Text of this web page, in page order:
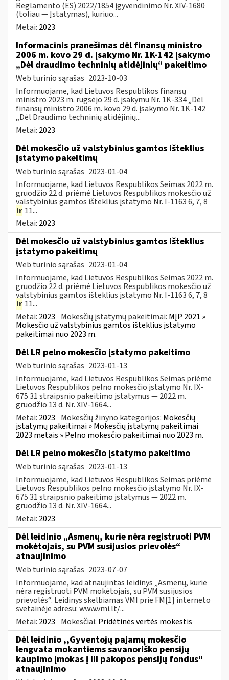
Reglamento (ES) 2022/1854 įgyvendinimo Nr. XIV-1680
(toliau — Įstatymas), kuriuo...
Metai: 2023
Informacinis pranešimas dėl finansų ministro
2006 m. kovo 29 d. įsakymo Nr. 1K-142 įsakymo
„Dėl draudimo techninių atidėjinių“ pakeitimo
Web turinio sąrašas 2023-10-03
Informuojame, kad Lietuvos Respublikos finansų
ministro 2023 m. rugsėjo 29 d. įsakymu Nr. 1K-334 „Dėl
finansų ministro 2006 m. kovo 29 d. įsakymo Nr. 1K-142
„Dėl Draudimo techninių atidėjinių...
Metai: 2023
Dėl mokesčio už valstybinius gamtos išteklius
įstatymo pakeitimų
Web turinio sąrašas 2023-01-04
Informuojame, kad Lietuvos Respublikos Seimas 2022 m.
gruodžio 22 d. priėmė Lietuvos Respublikos mokesčio už
valstybinius gamtos išteklius įstatymo Nr. I-1163 6, 7, 8
ir 11...
Metai: 2023
Dėl mokesčio už valstybinius gamtos išteklius
įstatymo pakeitimų
Web turinio sąrašas 2023-01-04
Informuojame, kad Lietuvos Respublikos Seimas 2022 m.
gruodžio 22 d. priėmė Lietuvos Respublikos mokesčio už
valstybinius gamtos išteklius įstatymo Nr. I-1163 6, 7, 8
ir 11...
Metai: 2023 Mokesčių įstatymų pakeitimai: MĮP 2021 »
Mokesčio už valstybinius gamtos išteklius įstatymo
pakeitimai nuo 2023 m.
Dėl LR pelno mokesčio įstatymo pakeitimo
Web turinio sąrašas 2023-01-13
Informuojame, kad Lietuvos Respublikos Seimas priėmė
Lietuvos Respublikos pelno mokesčio įstatymo Nr. IX-
675 31 straipsnio pakeitimo įstatymus — 2022 m.
gruodžio 13 d. Nr. XIV-1664...
Metai: 2023 Mokesčių žinyno kategorijos: Mokesčių
įstatymų pakeitimai » Mokesčių įstatymų pakeitimai
2023 metais » Pelno mokesčio pakeitimai nuo 2023 m.
Dėl LR pelno mokesčio įstatymo pakeitimo
Web turinio sąrašas 2023-01-13
Informuojame, kad Lietuvos Respublikos Seimas priėmė
Lietuvos Respublikos pelno mokesčio įstatymo Nr. IX-
675 31 straipsnio pakeitimo įstatymus — 2022 m.
gruodžio 13 d. Nr. XIV-1664...
Metai: 2023
Dėl leidinio „Asmenų, kurie nėra registruoti PVM
mokėtojais, su PVM susijusios prievolės“
atnaujinimo
Web turinio sąrašas 2023-07-07
Informuojame, kad atnaujintas leidinys „Asmenų, kurie
nėra registruoti PVM mokėtojais, su PVM susijusios
prievolės“. Leidinys skelbiamas VMI prie FM[1] interneto
svetainėje adresu: www.vmi.lt/...
Metai: 2023 Mokesčiai: Pridėtinės vertės mokestis
Dėl leidinio ,,Gyventojų pajamų mokesčio
lengvata mokantiems savanoriško pensijų
kaupimo įmokas į III pakopos pensijų fondus"
atnaujinimo